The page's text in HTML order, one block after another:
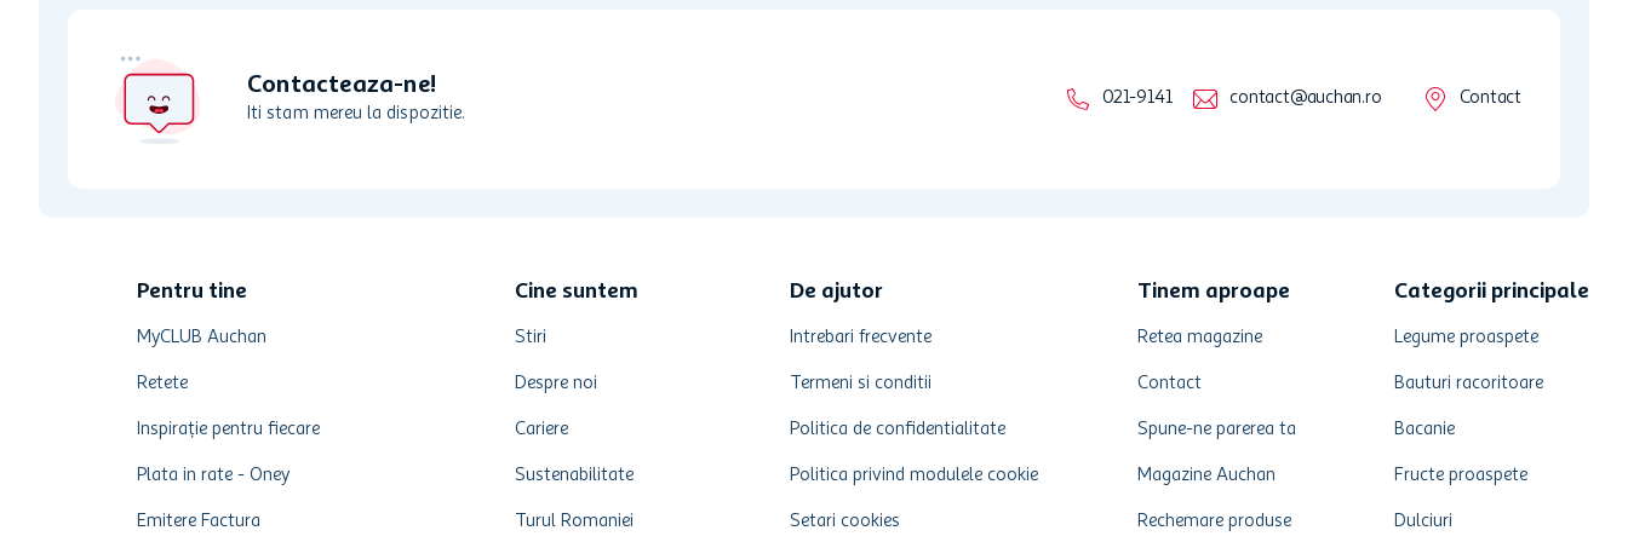
Contacteaza-ne!
Iti stam mereu la dispozitie.
021-9141 contact@auchan.ro Contact
Pentru tine
MyCLUB Auchan
Retete
Inspirație pentru fiecare
Plata in rate - Oney
Emitere Factura
Cine suntem
Stiri
Despre noi
Cariere
Sustenabilitate
Turul Romaniei
De ajutor
Intrebari frecvente
Termeni si conditii
Politica de confidentialitate
Politica privind modulele cookie
Setari cookies
Tinem aproape
Retea magazine
Contact
Spune-ne parerea ta
Magazine Auchan
Rechemare produse
Categorii principale
Legume proaspete
Bauturi racoritoare
Bacanie
Fructe proaspete
Dulciuri